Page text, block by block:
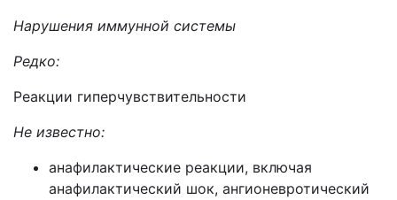
Нарушения иммунной системы
Редко:
Реакции гиперчувствительности
Не известно:
анафилактические реакции, включая
анафилактический шок, ангионевротический